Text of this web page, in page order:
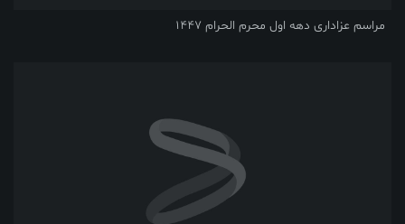
مراسم عزاداری دهه اول محرم الحرام 1447